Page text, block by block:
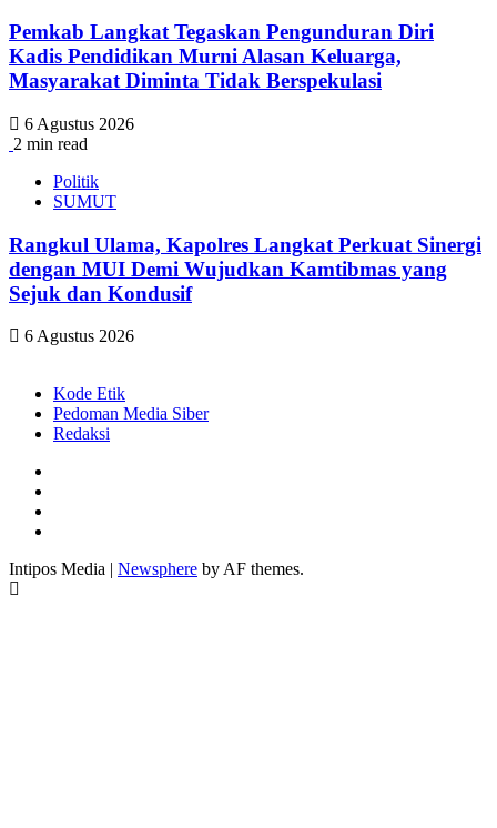
Pemkab Langkat Tegaskan Pengunduran Diri
Kadis Pendidikan Murni Alasan Keluarga,
Masyarakat Diminta Tidak Berspekulasi
6 Agustus 2026
2 min read
Politik
SUMUT
Rangkul Ulama, Kapolres Langkat Perkuat Sinergi
dengan MUI Demi Wujudkan Kamtibmas yang
Sejuk dan Kondusif
6 Agustus 2026
Kode Etik
Pedoman Media Siber
Redaksi
Intipos Media | Newsphere by AF themes.